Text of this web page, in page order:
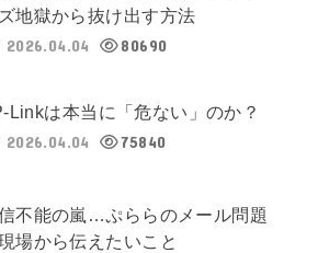
地獄から抜け出す方法
2026.04.04
80690
Linkは本当に「危ない」のか？
2026.04.04
75840
不能の嵐…ぷららのメール問題
場から伝えたいこと